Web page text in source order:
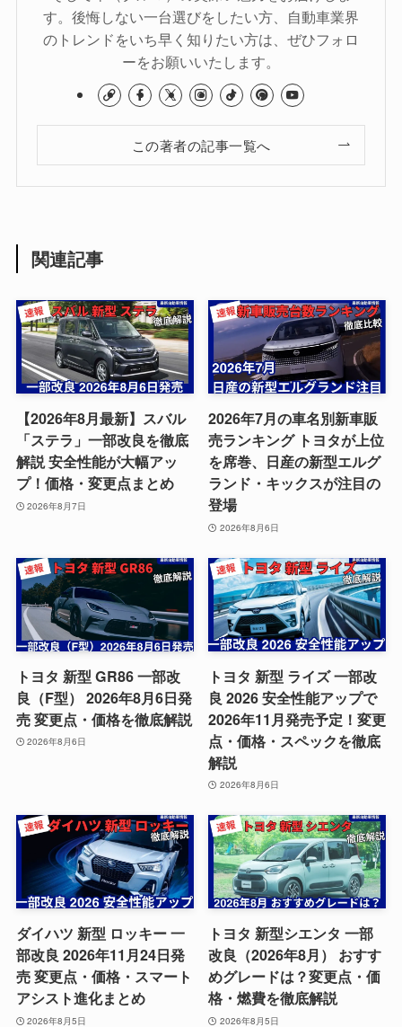
す。後悔しない一台選びをしたい方、自動車業界
のトレンドをいち早く知りたい方は、ぜひフォロ
ーをお願いいたします。
この著者の記事一覧へ
関連記事
【2026年8月最新】スバル
「ステラ」一部改良を徹底
解説 安全性能が大幅アッ
プ！価格・変更点まとめ
2026年8月7日
2026年7月の車名別新車販
売ランキング トヨタが上位
を席巻、日産の新型エルグ
ランド・キックスが注目の
登場
2026年8月6日
トヨタ 新型 GR86 一部改
良（F型） 2026年8月6日発
売 変更点・価格を徹底解説
2026年8月6日
トヨタ 新型 ライズ 一部改
良 2026 安全性能アップで
2026年11月発売予定！変更
点・価格・スペックを徹底
解説
2026年8月6日
ダイハツ 新型 ロッキー 一
部改良 2026年11月24日発
売 変更点・価格・スマート
アシスト進化まとめ
2026年8月5日
トヨタ 新型シエンタ 一部
改良（2026年8月） おすす
めグレードは？変更点・価
格・燃費を徹底解説
2026年8月5日